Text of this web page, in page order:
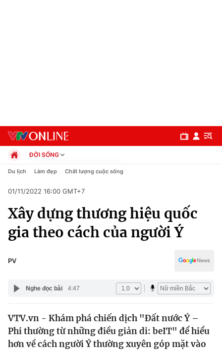
Chuyên mục
Chính trị
Pháp luật
Thế giới
ĐỜI SỐNG
Chính trị
Pháp luật
Kinh tế
Thể thao
Truyền hình
Công nghệ
Du lịch Làm đẹp Chất lượng cuộc sống
01/11/2022 16:00 GMT+7
Xây dựng thương hiệu quốc
gia theo cách của người Ý
PV
Nghe đọc bài 4:47
VTV.vn - Khám phá chiến dịch "Đất nước Ý –
Phi thường từ những điều giản di: beIT" để hiểu
hơn về cách người Ý thường xuyên góp mặt vào